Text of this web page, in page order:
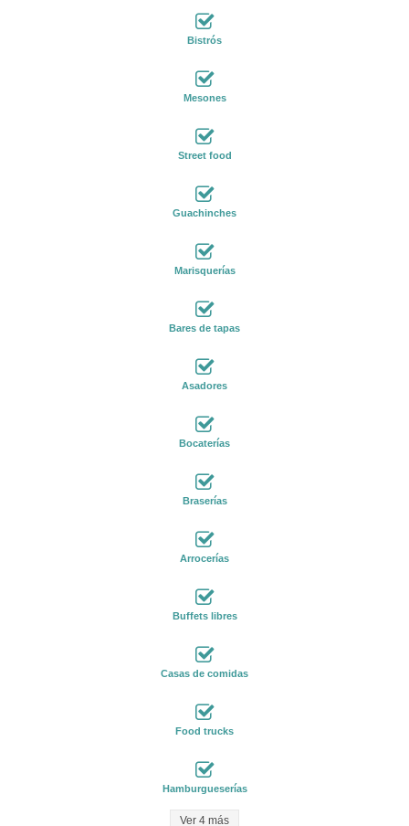
Bistrós
Mesones
Street food
Guachinches
Marisquerías
Bares de tapas
Asadores
Bocaterías
Braserías
Arrocerías
Buffets libres
Casas de comidas
Food trucks
Hamburgueserías
Ver 4 más